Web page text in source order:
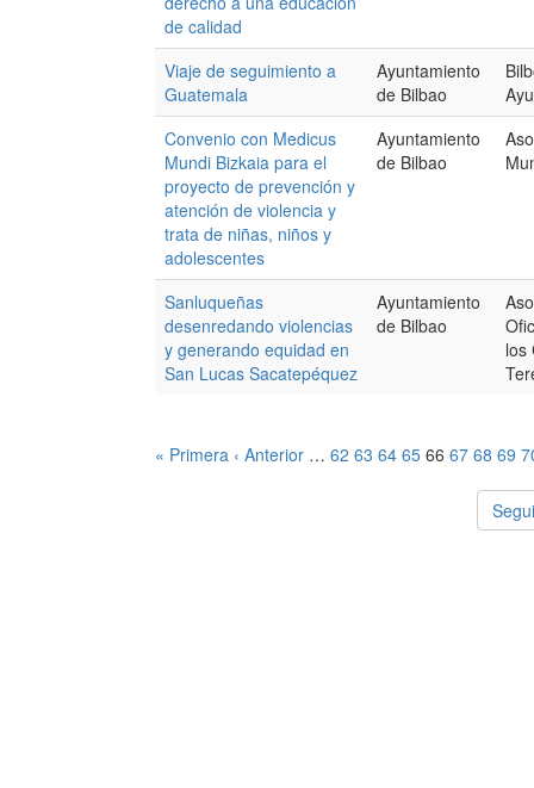
de calidad
Viaje de seguimiento a
Guatemala
Ayuntamiento
de Bilbao
Convenio con Medicus
Mundi Bizkaia para el
proyecto de prevención y
atención de violencia y
trata de niñas, niños y
adolescentes
Ayuntamiento
de Bilbao
Sanluqueñas
desenredando violencias
y generando equidad en
San Lucas Sacatepéquez
Ayuntamiento
de Bilbao
los
« Primera ‹ Anterior … 62 63 64 65 66 67 68 69